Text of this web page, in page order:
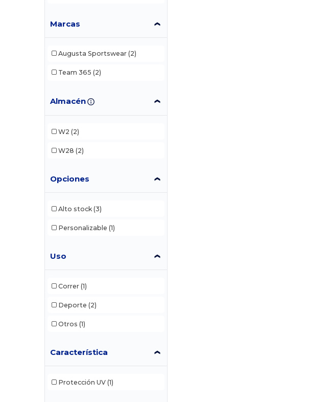
Marcas
Augusta Sportswear (2)
Team 365 (2)
Almacén
W2 (2)
W28 (2)
Opciones
Alto stock (3)
Personalizable (1)
Uso
Correr (1)
Deporte (2)
Otros (1)
Característica
Protección UV (1)